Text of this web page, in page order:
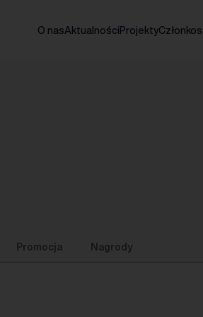
O nasAktualności Projekty
Promocja Nagrody